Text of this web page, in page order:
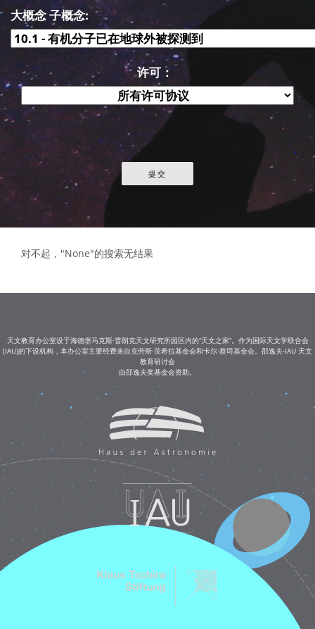
大概念 子概念:
许可：
对不起，"None"的搜索无结果
天文教育办公室设于海德堡马克斯·普朗克天文研究所园区内的“天文之家”。作为国际天文学联合会
(IAU)的下设机构，本办公室主要经费来自克劳斯·茨希拉基金会和卡尔·蔡司基金会。邵逸夫-IAU 天文
教育研讨会
由邵逸夫奖基金会资助。